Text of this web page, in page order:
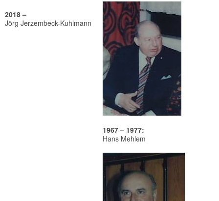
2018 –
Jörg Jerzembeck-Kuhlmann
1967 – 1977:
Hans Mehlem